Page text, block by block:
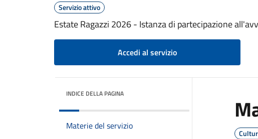
Servizio attivo
Estate Ragazzi 2026 - Istanza di partecipazione
Accedi al servizio
INDICE DELLA PAGINA
Materie del servizio